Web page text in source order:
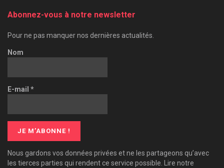
Abonnez-vous à notre newsletter
Pour ne pas manquer nos dernières actualités.
Nom
E-mail *
Nous gardons vos données privées et ne les partageons qu’avec
les tierces parties qui rendent ce service possible. Lire notre